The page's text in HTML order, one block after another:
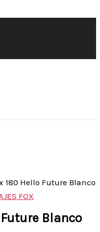
180 Hello Future Blanco
FOX
Future Blanco